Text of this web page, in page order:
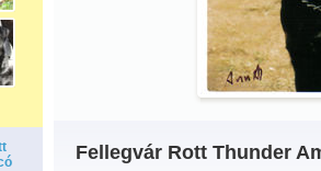
Fellegvár Rott Thunder